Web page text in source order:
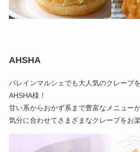
AHSHA
バレインマルシェでも大人気のクレープ
AHSHA様！
甘い系からおかず系まで豊富なメニュー
気分に合わせてさまざまなクレープをお